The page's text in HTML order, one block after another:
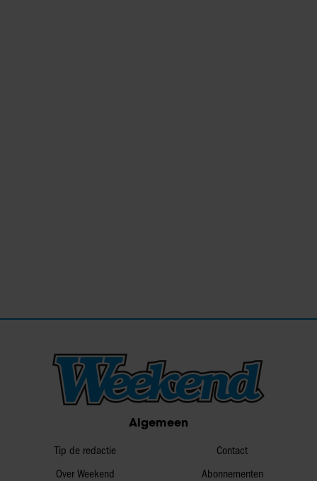
Algemeen
Tip de redactie
Over Weekend
Contact
Abonnementen